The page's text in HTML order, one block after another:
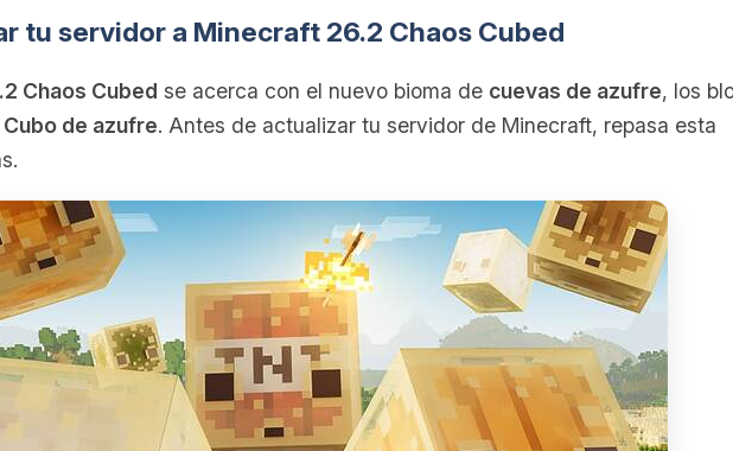
tu servidor a Minecraft 26.2 Chaos Cubed
Chaos Cubed se acerca con el nuevo bioma de cuevas de azufre, los
Cubo de azufre. Antes de actualizar tu servidor de Minecraft, repasa esta